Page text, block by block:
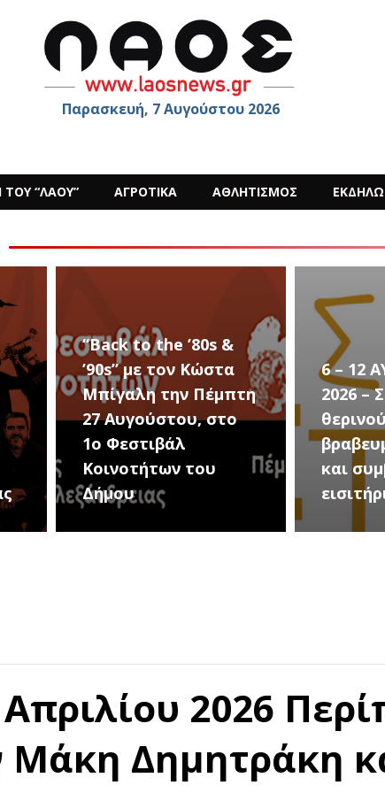
Παρασκευή, 7 Αυγούστου 2026
ΤΟΥ “ΛΑΟΥ” ΑΓΡΟΤΙΚΑ ΑΘΛΗΤΙΣΜΟΣ
“Back to the ’80s &
’90s” με τον Κώστα
Μπίγαλη την Πέμπτη
27 Αυγούστου, στο
1ο Φεστιβάλ
Κοινοτήτων του
Δήμου
6 – 12
2026 –
και
2026
Μάκη Δημητράκη